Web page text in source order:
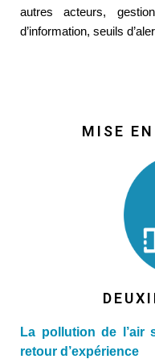
autres acteurs,
d’information, seuils
MISE
La pollution de l’air
retour d’expérience